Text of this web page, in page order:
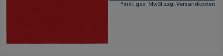
*inkl. ges. MwSt. zzgl. Versandkosten